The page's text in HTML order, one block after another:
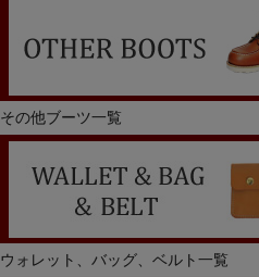
その他ブーツ一覧
ウォレット、バッグ、ベルト一覧